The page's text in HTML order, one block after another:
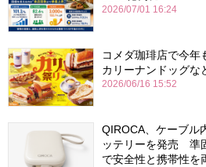
2026/07/01 16:24
コメダ珈琲店で今
カリーナンドッグな
2026/06/16 15:52
QIROCA、ケーブル
ッテリーを発売 準
で安全性と携帯性を